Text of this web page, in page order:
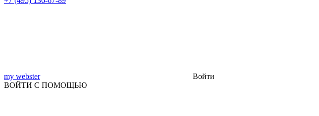
my webster
Войти
ВОЙТИ С ПОМОЩЬЮ